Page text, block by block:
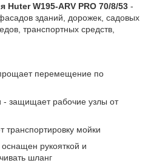
W195-ARV PRO 70/8/53 -
зданий, дорожек, садовых
транспортных средств,
перемещение по
- защищает рабочие узлы от
транспортировку мойки
рукояткой и
шланг